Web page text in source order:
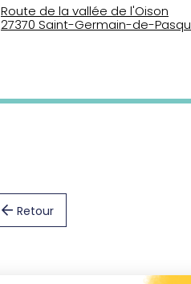
Route de la vallée de l'Oison
27370 Saint-Germain-de-
Retour